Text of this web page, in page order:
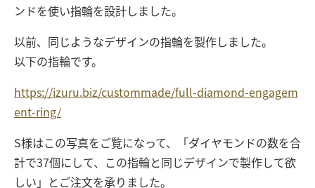
ンドを使い指輪を設計しました。
以前、同じようなデザインの指輪を製作しました。
以下の指輪です。
https://izuru.biz/custommade/full-diamond-engagem
ent-ring/
S様はこの写真をご覧になって、「ダイヤモンドの数を合
計で37個にして、この指輪と同じデザインで製作して欲
しい」とご注文を承りました。